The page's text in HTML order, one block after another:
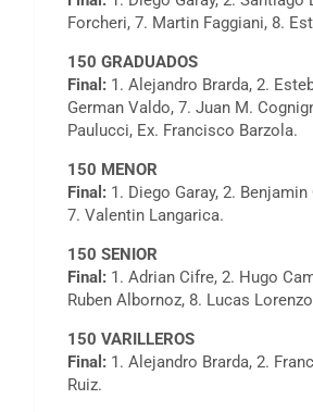
Forcheri, 7. Martin Faggiani, 8.
150 GRADUADOS
Final: 1. Alejandro Brarda, 2.
German Valdo, 7. Juan M.
Paulucci, Ex. Francisco Barzola.
150 MENOR
Final: 1. Diego Garay, 2.
7. Valentin Langarica.
150 SENIOR
Final: 1. Adrian Cifre, 2. Hugo
Ruben Albornoz, 8. Lucas
150 VARILLEROS
Final: 1. Alejandro Brarda, 2.
Ruiz.